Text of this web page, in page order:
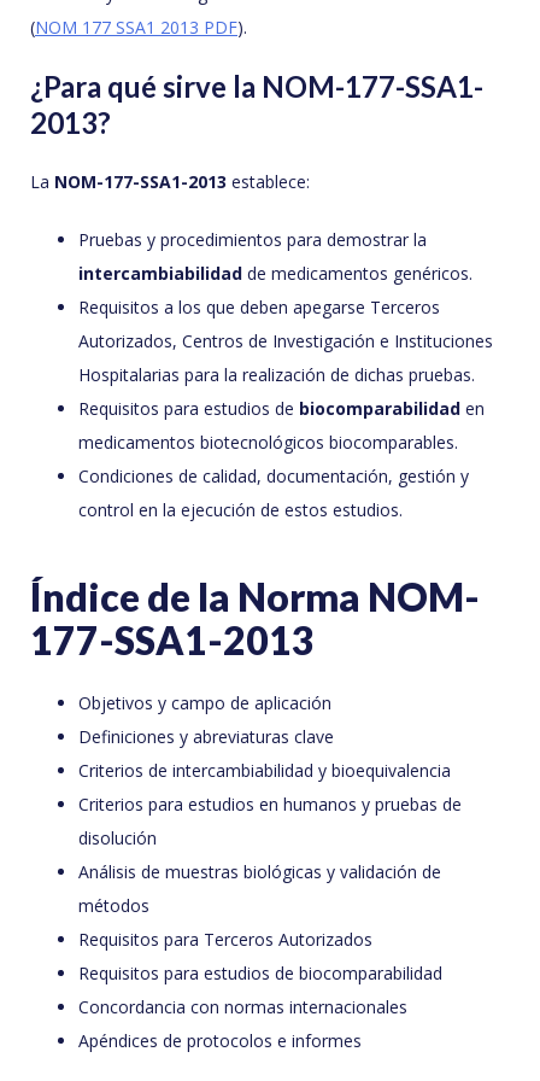
(NOM 177 SSA1 2013 PDF).
¿Para qué sirve la NOM-177-SSA1-
2013?
La NOM-177-SSA1-2013 establece:
Pruebas y procedimientos para demostrar la
intercambiabilidad de medicamentos genéricos.
Requisitos a los que deben apegarse Terceros
Autorizados, Centros de Investigación e Instituciones
Hospitalarias para la realización de dichas pruebas.
Requisitos para estudios de biocomparabilidad en
medicamentos biotecnológicos biocomparables.
Condiciones de calidad, documentación, gestión y
control en la ejecución de estos estudios.
Índice de la Norma NOM-
177-SSA1-2013
Objetivos y campo de aplicación
Definiciones y abreviaturas clave
Criterios de intercambiabilidad y bioequivalencia
Criterios para estudios en humanos y pruebas de
disolución
Análisis de muestras biológicas y validación de
métodos
Requisitos para Terceros Autorizados
Requisitos para estudios de biocomparabilidad
Concordancia con normas internacionales
Apéndices de protocolos e informes